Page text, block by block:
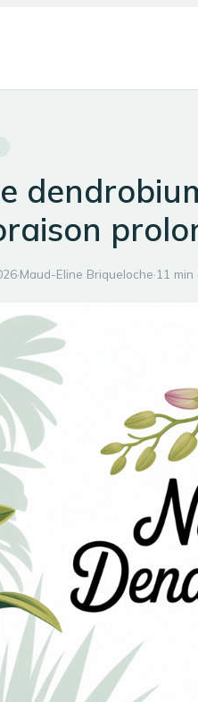
·Maud-Eline Briqueloche·11